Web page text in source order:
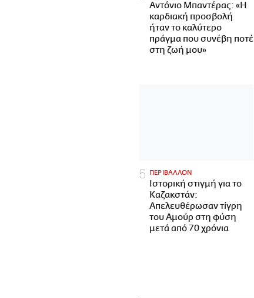
Αντόνιο Μπαντέρας: «Η
καρδιακή προσβολή
ήταν το καλύτερο
πράγμα που συνέβη ποτέ
στη ζωή μου»
ΠΕΡΙΒΑΛΛΟΝ
Ιστορική στιγμή για το
Καζακστάν:
Απελευθέρωσαν τίγρη
του Αμούρ στη φύση
μετά από 70 χρόνια